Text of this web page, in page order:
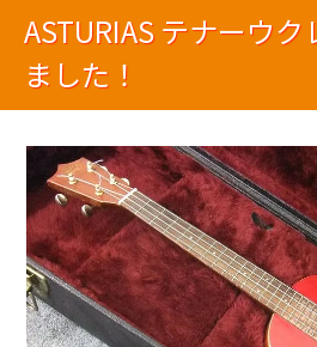
ASTURIAS テナーウ
ました！